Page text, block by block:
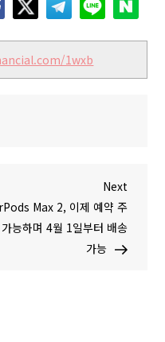
1wxb
N
e
x
t
Next
Max 2, 이제 예약 주
능하며 4월 1일부터 배송
가능